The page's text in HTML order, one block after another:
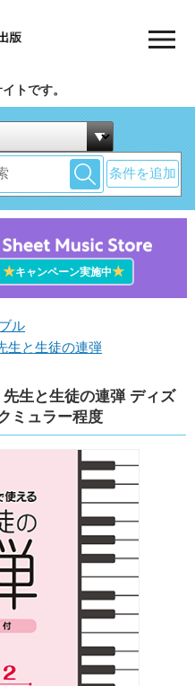
トです。
条件を追加
★キャンペーン実施中★
ル
生と生徒の連弾
生と生徒の連弾 ディズ
ミュラー程度